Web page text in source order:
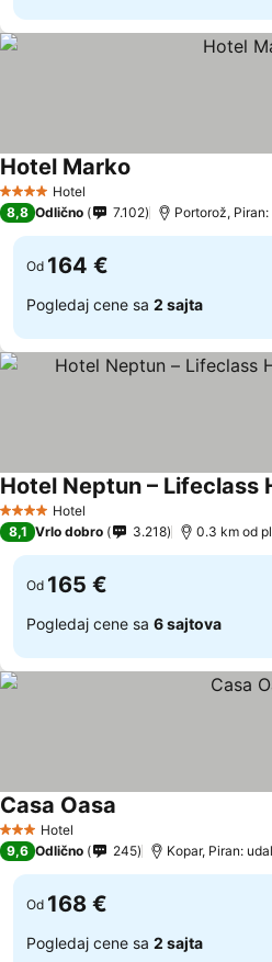
4 ZvezdiceHotel
Hotel Marko
8,8 Odlično 7.102 Portorož,
Od 164 €
Pogledaj cene sa 2 sajta
4 ZvezdiceHotel
8,1 Vrlo dobro 3.218 0.3 km od
Od 165 €
Pogledaj cene sa 6 sajtova
3 Zvezdice
Hotel
Casa Oasa
9,6 Odlično 245 Kopar, Piran:
Od 168 €
Pogledaj cene sa 2 sajta